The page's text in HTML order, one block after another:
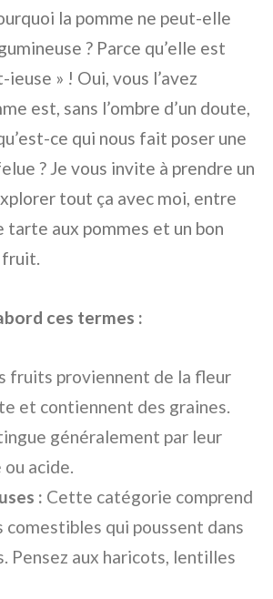
la pomme ne peut-elle
? Parce qu’elle est
» ! Oui, vous l’avez
est, sans l’ombre d’un doute,
ce qui nous fait poser une
? Je vous invite à prendre un
tout ça avec moi, entre
tarte aux pommes et un bon
fruit.
ces termes :
fruits proviennent de la fleur
et contiennent des graines.
généralement par leur
acide.
: Cette catégorie comprend
comestibles qui poussent dans
Pensez aux haricots, lentilles